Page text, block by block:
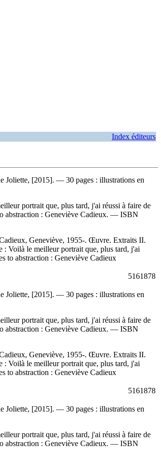
Index éditeurs
Joliette, [2015]. — 30 pages : illustrations en
portrait que, plus tard, j'ai réussi à faire de
abstraction : Geneviève Cadieux. — ISBN
Geneviève, 1955-. Œuvre. Extraits II.
: Voilà le meilleur portrait que, plus tard, j'ai
to abstraction : Geneviève Cadieux
5161878
Joliette, [2015]. — 30 pages : illustrations en
portrait que, plus tard, j'ai réussi à faire de
abstraction : Geneviève Cadieux. — ISBN
Geneviève, 1955-. Œuvre. Extraits II.
: Voilà le meilleur portrait que, plus tard, j'ai
to abstraction : Geneviève Cadieux
5161878
Joliette, [2015]. — 30 pages : illustrations en
portrait que, plus tard, j'ai réussi à faire de
abstraction : Geneviève Cadieux. — ISBN